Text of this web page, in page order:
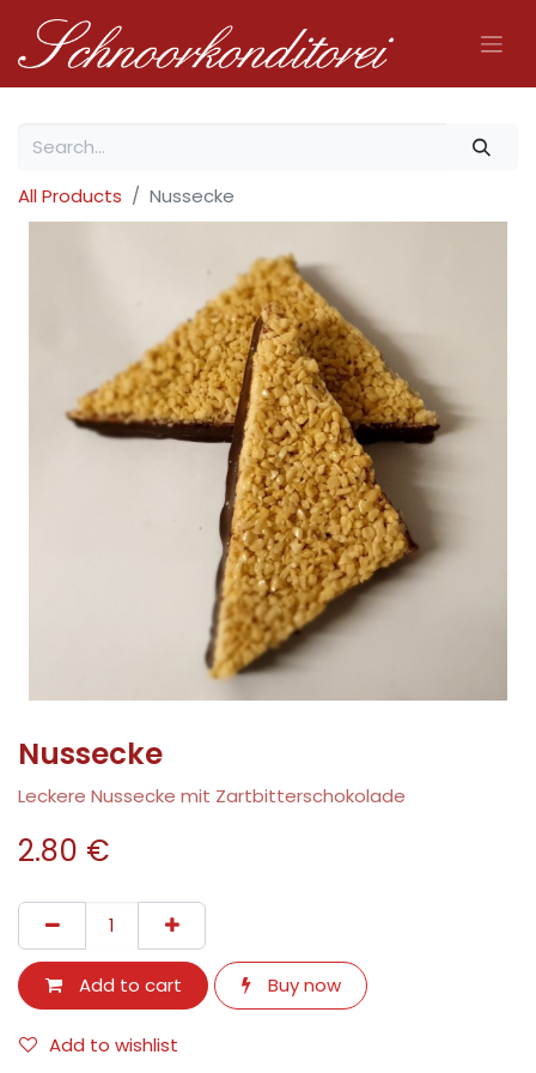
All Products Nussecke
Nussecke
Leckere Nussecke mit Zartbitterschokolade
2.80 €
Add to cart Buy now
Add to wishlist